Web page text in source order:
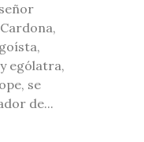
ególatra,
se
de...